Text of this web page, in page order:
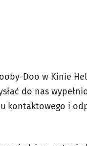
Doo w Kinie
do nas
kontaktowego i